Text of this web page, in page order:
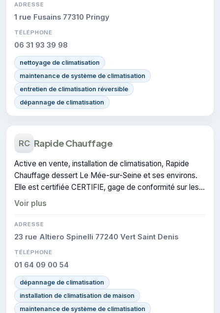
ADRESSE
1 rue Fusains 77310 Pringy
TÉLÉPHONE
06 31 93 39 98
nettoyage de climatisation
maintenance de système de climatisation
entretien de climatisation réversible
dépannage de climatisation
RC Rapide Chauffage
Active en vente, installation de climatisation, Rapide
Chauffage dessert Le Mée-sur-Seine et ses environs.
Elle est certifiée CERTIFIE, gage de conformité sur les
interventions réalisées.
Voir plus
ADRESSE
23 rue Altiero Spinelli 77240 Vert Saint Denis
TÉLÉPHONE
01 64 09 00 54
dépannage de climatisation
installation de climatisation de maison
maintenance de système de climatisation